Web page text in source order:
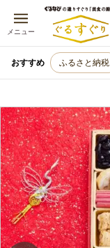
メニュー
おすすめ ふるさと納税